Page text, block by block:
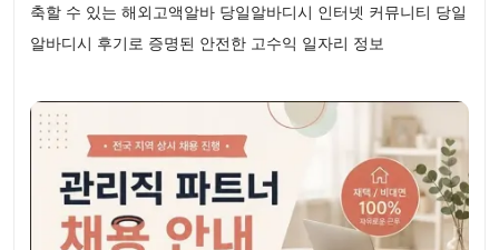
축할 수 있는 해외고액알바 당일알바디시 인터넷 커뮤니티 당일
알바디시 후기로 증명된 안전한 고수익 일자리 정보